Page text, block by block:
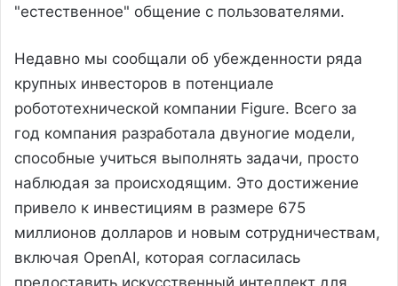
"естественное" общение с пользователями.
Недавно мы сообщали об убежденности ряда
крупных инвесторов в потенциале
робототехнической компании Figure. Всего за
год компания разработала двуногие модели,
способные учиться выполнять задачи, просто
наблюдая за происходящим. Это достижение
привело к инвестициям в размере 675
миллионов долларов и новым сотрудничествам,
включая OpenAI, которая согласилась
предоставить искусственный интеллект для